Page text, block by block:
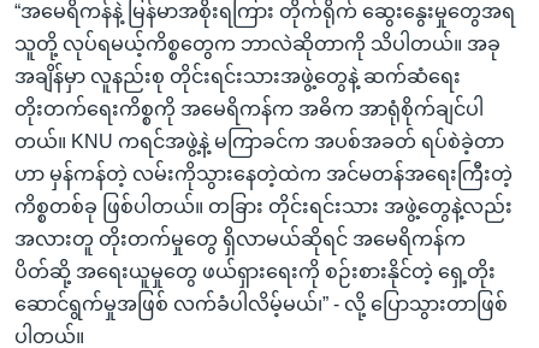
“အမေရိကန်နဲ့ မြန်မာအစိုးရကြား တိုက်ရိုက် ဆွေးနွေးမှုတွေအရ
သူတို့ လုပ်ရမယ့်ကိစ္စတွေက ဘာလဲဆိုတာကို သိပါတယ်။ အခု
အချိန်မှာ လူနည်းစု တိုင်းရင်းသားအဖွဲ့တွေနဲ့ ဆက်ဆံရေး
တိုးတက်ရေးကိစ္စကို အမေရိကန်က အဓိက အာရုံစိုက်ချင်ပါ
တယ်။ KNU ကရင်အဖွဲ့နဲ့ မကြာခင်က အပစ်အခတ် ရပ်စဲခဲ့တာ
ဟာ မှန်ကန်တဲ့ လမ်းကိုသွားနေတဲ့ထဲက အင်မတန်အရေးကြီးတဲ့
ကိစ္စတစ်ခု ဖြစ်ပါတယ်။ တခြား တိုင်းရင်းသား အဖွဲ့တွေနဲ့လည်း
အလားတူ တိုးတက်မှုတွေ ရှိလာမယ်ဆိုရင် အမေရိကန်က
ပိတ်ဆို့ အရေးယူမှုတွေ ဖယ်ရှားရေးကို စဉ်းစားနိုင်တဲ့ ရှေ့တိုး
ဆောင်ရွက်မှုအဖြစ် လက်ခံပါလိမ့်မယ်၊” - လို့ ပြောသွားတာဖြစ်
ပါတယ်။